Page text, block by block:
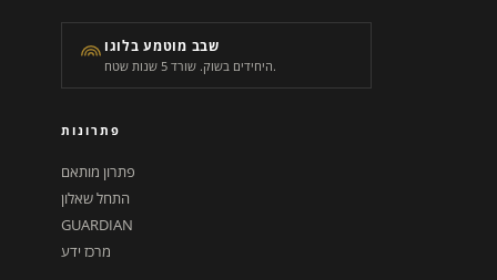
שבב מוטמע בלוגו
היחידים בשוק. שורד 5 שנות שטח.
פתרונות
פתרון מותאם
התחל שאלון
GUARDIAN
מרכז ידע